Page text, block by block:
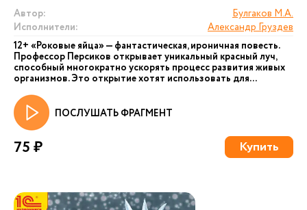
Автор:
Булгаков М.А.
Исполнители:
Александр Груздев
12+ «Роковые яйца» — фантастическая, ироничная повесть.
Профессор Персиков открывает уникальный красный луч,
способный многократно ускорять процесс развития живых
организмов. Это открытие хотят использовать для...
ПОСЛУШАТЬ ФРАГМЕНТ
75 ₽ Купить